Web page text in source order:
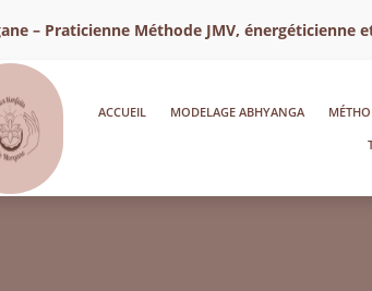
– Praticienne Méthode JMV,
ACCUEIL MODELAGE ABHYANGA